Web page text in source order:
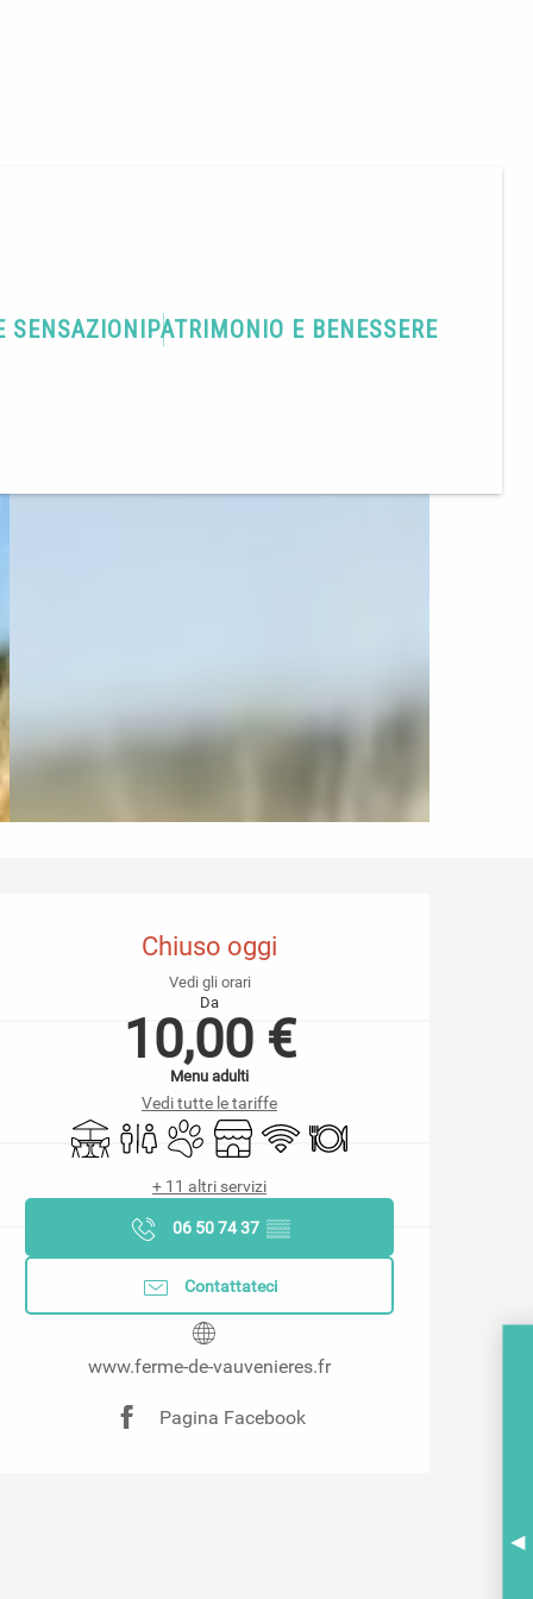
SENSAZIONI PATRIMONIO E BENESSERE
e contatti
Chiuso oggi
Vedi gli orari
Da
10,00 €
Menu adulti
Vedi tutte le tariffe
TerrazzaServizi igienici
Animali ammessi
NegozioWi-Fi Ristorante
+ 11 altri servizi
06 50 74 37 ▒▒
Contattateci
www.ferme-de-vauvenieres.fr
Pagina Facebook